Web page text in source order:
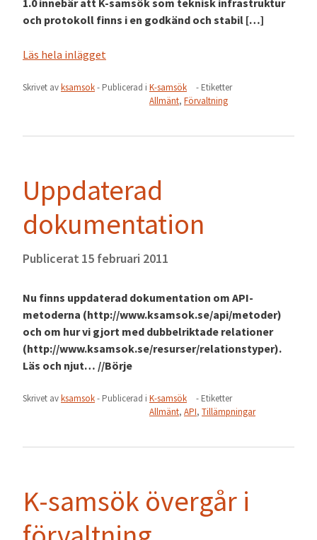
1.0 innebär att K-samsök som teknisk infrastruktur
och protokoll finns i en godkänd och stabil […]
Läs hela inlägget
Skrivet avksamsok- Publicerad i K-samsök
- Etiketter
Allmänt, Förvaltning
Uppdaterad
dokumentation
Publicerat 15 februari 2011
Nu finns uppdaterad dokumentation om API-
metoderna (http://www.ksamsok.se/api/metoder)
och om hur vi gjort med dubbelriktade relationer
(http://www.ksamsok.se/resurser/relationstyper).
Läs och njut… //Börje
Skrivet avksamsok- Publicerad i K-samsök
- Etiketter
Allmänt, API, Tillämpningar
K-samsök övergår i